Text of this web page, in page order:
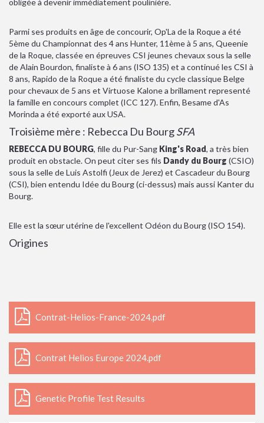
obligée à devenir immédiatement poulinière.
Parmi ses produits en âge de concourir, Op'La de la Roque a été
5ème du Championnat des 4 ans Hunter, 11ème à 5 ans, Queenie
de la Roque, classée en épreuves CSI jeunes chevaux sous la selle
de Alain Bourdon, finaliste à 6 ans (ISO 135) et a continué les CSI à
8 ans, Rapido de la Roque a été finaliste du cycle classique Belge
pour chevaux de 5 ans et Virtuose Kalone a brillament representé
la famille en concours complet (ICC 127). Enfin, Besame d'As
Morinda a été exporté aux USA.
Troisième mère : Rebecca Du BourgSFA
REBECCA DU BOURG, fille du Pur-Sang King's Road, a très bien
produit en obstacle. On peut citer ses fils Dandy du Bourg (CSIO)
sous la selle de Luis Astolfi (Jeux de Jerez) et Cascadeur du Bourg
(CSI), bien entendu Idée du Bourg (ci-dessus) mais aussi Kanter du
Bourg.
Elle est la sœur utérine de l'excellent Odéon du Bourg (ISO 154).
Origines
Contrat-Helios-France-2024.pdf
Contrat Helios Europe 2024.pdf
Genetic Profile Test Results